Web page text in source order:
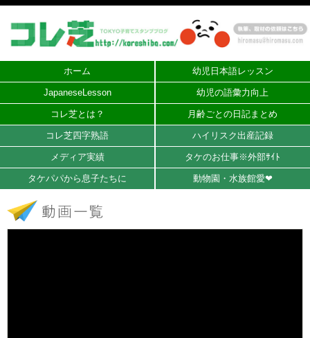
ホーム 幼児日本語レッスン
JapaneseLesson 幼児の語彙力向上
コレ芝とは？ 月齢ごとの日記まとめ
コレ芝四字熟語 ハイリスク出産記録
メディア実績 タケのお仕事※外部ｻｲﾄ
タケパパから息子たちに 動物園・水族館愛❤︎